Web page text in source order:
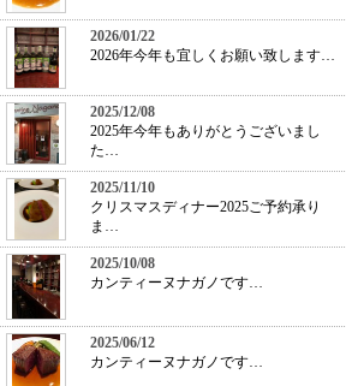
2026/01/22
2026年今年も宜しくお願い致します…
2025/12/08
2025年今年もありがとうございまし
た…
2025/11/10
クリスマスディナー2025ご予約承り
ま…
2025/10/08
カンティーヌナガノです…
2025/06/12
カンティーヌナガノです…